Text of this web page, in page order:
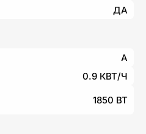
ДА
A
0.9 КВТ/Ч
1850 ВТ